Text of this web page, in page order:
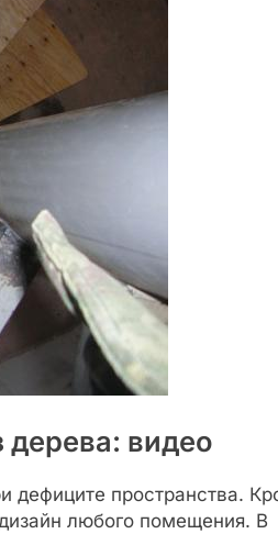
дерева: видео
дефиците пространства.
любого помещения. В